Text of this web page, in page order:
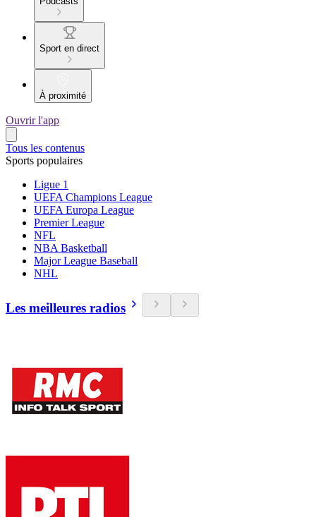
Sport en direct
À proximité
Ouvrir l'app
Tous les contenus
Sports populaires
Ligue 1
UEFA Champions League
UEFA Europa League
Premier League
NFL
NBA Basketball
Major League Baseball
NHL
Les meilleures radios